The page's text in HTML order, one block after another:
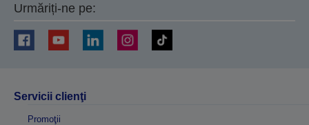
Urmăriți-ne pe:
Servicii clienţi
Promoţii